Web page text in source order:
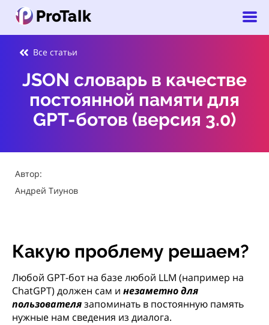
Все статьи
JSON словарь в качестве
постоянной памяти для
GPT-ботов (версия 3.0)
Автор:
Андрей Тиунов
Какую проблему решаем?
Любой GPT-бот на базе любой LLM (например на
ChatGPT) должен сам и незаметно для
пользователязапоминать в постоянную память
нужные нам сведения из диалога.